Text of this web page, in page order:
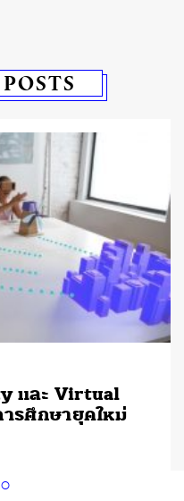
และ Virtual
รศึกษายุคใหม่